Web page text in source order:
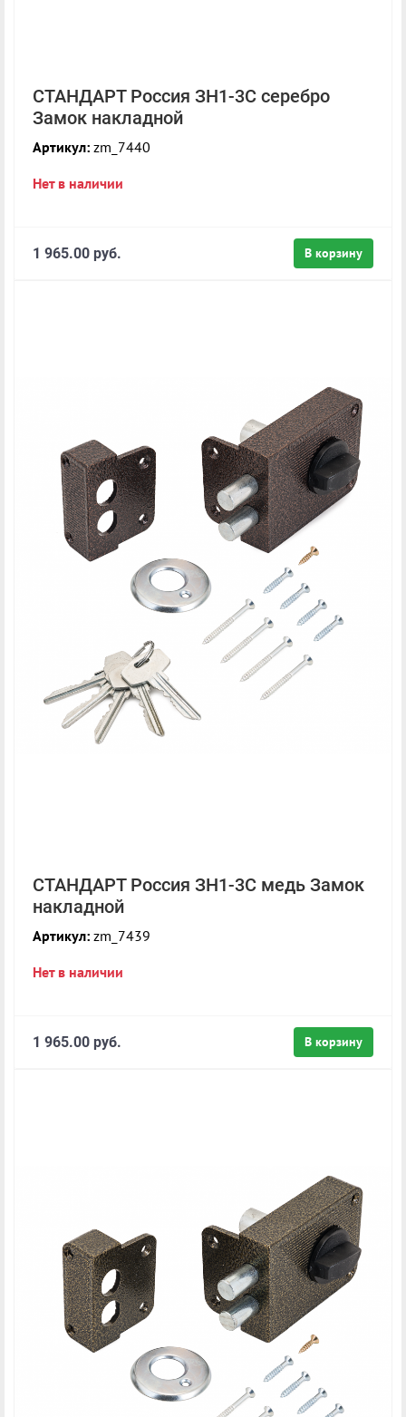
СТАНДАРТ Россия ЗН1-3С серебро
Замок накладной
Артикул: zm_7440
Нет в наличии
В корзину
1 965.00 руб.
СТАНДАРТ Россия ЗН1-3С медь Замок
накладной
Артикул: zm_7439
Нет в наличии
В корзину
1 965.00 руб.